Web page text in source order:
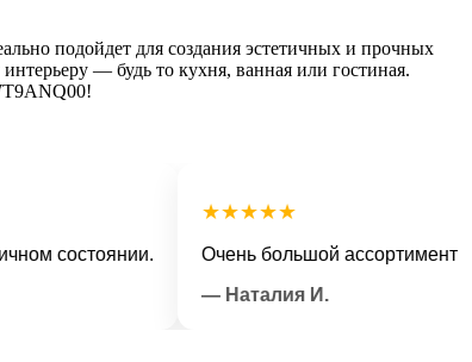
подойдет для создания эстетичных и прочных
— будь то кухня, ванная или гостиная.
★★★★★
Очень большой ассортимент и
— Наталия И.